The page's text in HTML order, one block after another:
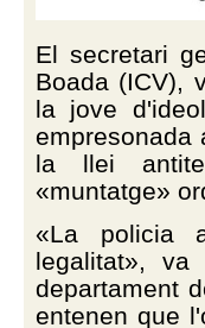
El secretari
Boada (ICV),
la jove
empresonada
la llei
«muntatge»
«La policia
legalitat»,
departament
entenen que